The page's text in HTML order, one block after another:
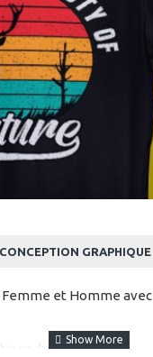
CONCEPTION GRAPHIQUE
et Homme
disponibles